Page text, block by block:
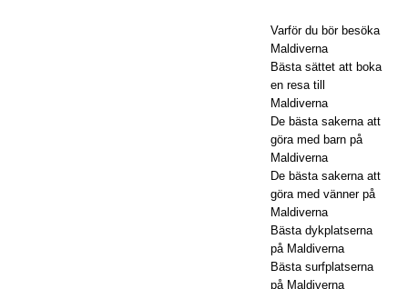
Varför du bör besöka
Maldiverna
Bästa sättet att boka
en resa till
Maldiverna
De bästa sakerna att
göra med barn på
Maldiverna
De bästa sakerna att
göra med vänner på
Maldiverna
Bästa dykplatserna
på Maldiverna
Bästa surfplatserna
på Maldiverna